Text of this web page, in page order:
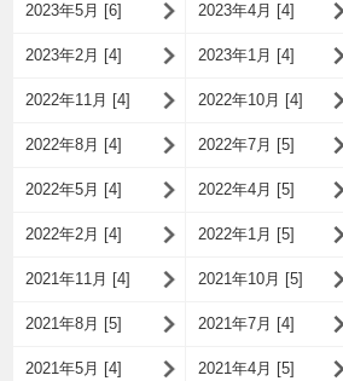
2023年5月 [6] 2023年4月 [4]
2023年2月 [4] 2023年1月 [4]
2022年11月 [4] 2022年10月 [4]
2022年8月 [4] 2022年7月 [5]
2022年5月 [4] 2022年4月 [5]
2022年2月 [4] 2022年1月 [5]
2021年11月 [4] 2021年10月 [5]
2021年8月 [5] 2021年7月 [4]
2021年5月 [4] 2021年4月 [5]